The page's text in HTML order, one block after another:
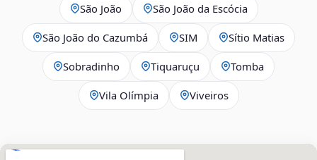
São João São João da Escócia
São João do Cazumbá SIM Sítio Matias
Sobradinho Tiquaruçu Tomba
Vila Olímpia Viveiros